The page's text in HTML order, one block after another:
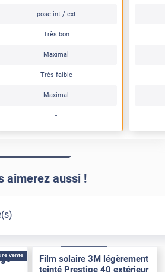
pose int / ext
Très bon
Maximal
Très faible
Maximal
-
aimerez aussi !
vente
Film solaire 3M légèrement
teinté Prestige 40 extérieur